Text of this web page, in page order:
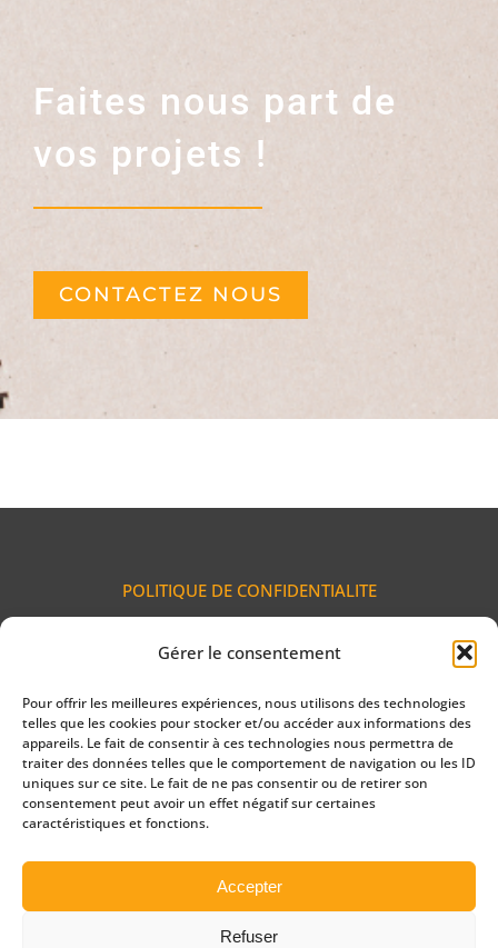
Gérer le consentement
Pour offrir les meilleures expériences, nous utilisons des technologies
telles que les cookies pour stocker et/ou accéder aux informations des
appareils. Le fait de consentir à ces technologies nous permettra de
traiter des données telles que le comportement de navigation ou les ID
uniques sur ce site. Le fait de ne pas consentir ou de retirer son
consentement peut avoir un effet négatif sur certaines
caractéristiques et fonctions.
Accepter
Refuser
Faites nous part de
vos projets !
CONTACTEZ NOUS
POLITIQUE DE CONFIDENTIALITE
Dernière mise à jour du site : 21/07/2026